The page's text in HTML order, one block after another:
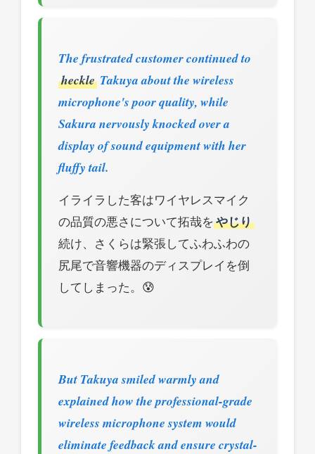
The frustrated customer continued to
heckle Takuya about the wireless
microphone's poor quality, while
Sakura nervously knocked over a
display of sound equipment with her
fluffy tail.
イライラした客はワイヤレスマイク
の品質の悪さについて拓哉を やじり
続け、さくらは緊張してふわふわの
尻尾で音響機器のディスプレイを倒
してしまった。😰
But Takuya smiled warmly and
explained how the professional-grade
wireless microphone system would
eliminate feedback and ensure crystal-